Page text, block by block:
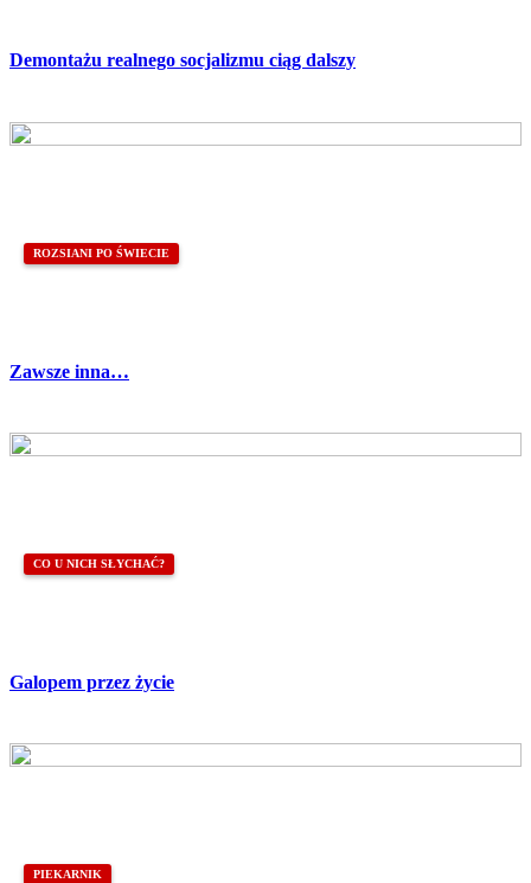
Demontażu realnego socjalizmu ciąg dalszy
ROZSIANI PO ŚWIECIE
Zawsze inna…
CO U NICH SŁYCHAĆ?
Galopem przez życie
PIEKARNIK